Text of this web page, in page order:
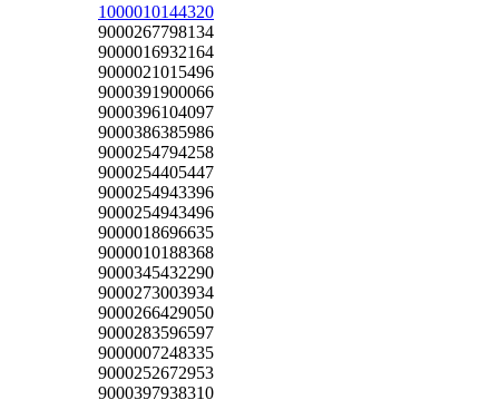
1000010144320
9000267798134
9000016932164
9000021015496
9000391900066
9000396104097
9000386385986
9000254794258
9000254405447
9000254943396
9000254943496
9000018696635
9000010188368
9000345432290
9000273003934
9000266429050
9000283596597
9000007248335
9000252672953
9000397938310